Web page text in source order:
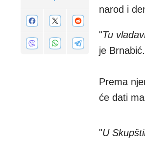
narod i
"Tu
je Brnabić.
Prema
će dati
"U